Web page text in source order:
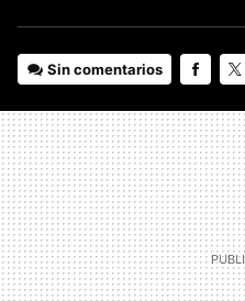
Sin comentarios